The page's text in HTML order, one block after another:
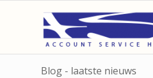
Blog - laatste nieuws